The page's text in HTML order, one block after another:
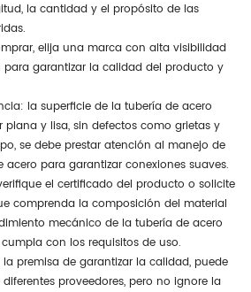
la cantidad y el propósito de las
elija una marca con alta visibilidad
garantizar la calidad del producto y
la superficie de la tubería de acero
y lisa, sin defectos como grietas y
se debe prestar atención al manejo de
acero para garantizar conexiones suaves.
el certificado del producto o solicite
comprenda la composición del material
mecánico de la tubería de acero
con los requisitos de uso.
premisa de garantizar la calidad, puede
proveedores, pero no ignore la